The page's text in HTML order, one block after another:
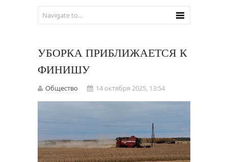
УБОРКА ПРИБЛИЖАЕТСЯ К
ФИНИШУ
Общество 14 октября 2025, 13:54